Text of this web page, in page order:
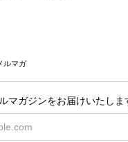
ルマガ
マガジンをお届けいたしま